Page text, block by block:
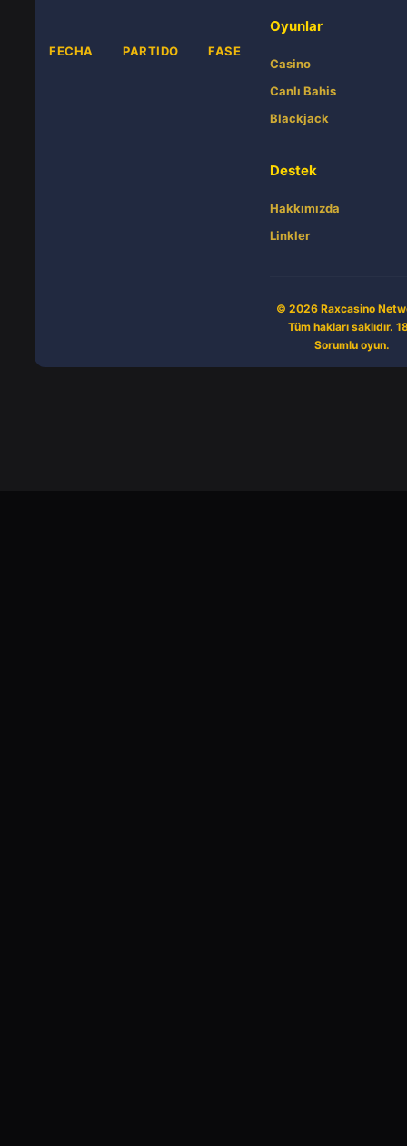
FECHA PARTIDO FASE
Oyunlar
Casino
Canlı Bahis
Blackjack
Destek
Hakkımızda
Linkler
© 2026 Raxcasino
Tüm hakları saklıdır.
Sorumlu oyun.